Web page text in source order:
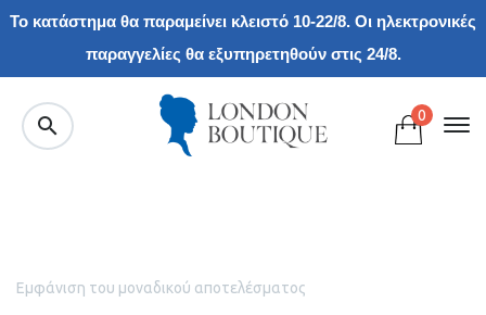
Το κατάστημα θα παραμείνει κλειστό 10-22/8. Οι ηλεκτρονικές
παραγγελίες θα εξυπηρετηθούν στις 24/8.
0
Εμφάνιση του μοναδικού αποτελέσματος